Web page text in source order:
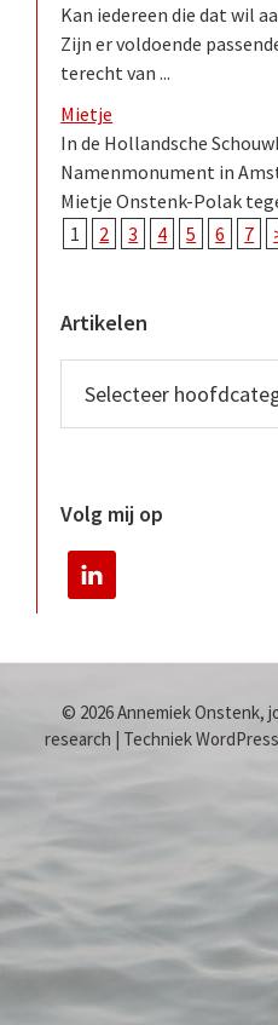
Kan iedereen die dat wil
Zijn er voldoende
terecht van ...
Mietje
In de Hollandsche
Namenmonument in
Mietje Onstenk-Polak
1
2 3 4 5 6 7
Artikelen
Volg mij op
© 2026 Annemiek Onstenk,
research | Techniek